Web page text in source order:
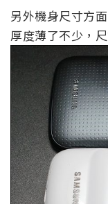
另外機身尺寸方
厚度薄了不少，